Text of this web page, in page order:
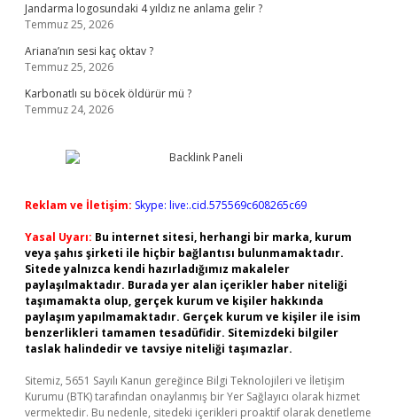
Jandarma logosundaki 4 yıldız ne anlama gelir ?
Temmuz 25, 2026
Ariana’nın sesi kaç oktav ?
Temmuz 25, 2026
Karbonatlı su böcek öldürür mü ?
Temmuz 24, 2026
Reklam ve İletişim: Skype: live:.cid.575569c608265c69
Yasal Uyarı: Bu internet sitesi, herhangi bir marka, kurum
veya şahıs şirketi ile hiçbir bağlantısı bulunmamaktadır.
Sitede yalnızca kendi hazırladığımız makaleler
paylaşılmaktadır. Burada yer alan içerikler haber niteliği
taşımamakta olup, gerçek kurum ve kişiler hakkında
paylaşım yapılmamaktadır. Gerçek kurum ve kişiler ile isim
benzerlikleri tamamen tesadüfidir. Sitemizdeki bilgiler
taslak halindedir ve tavsiye niteliği taşımazlar.
Sitemiz, 5651 Sayılı Kanun gereğince Bilgi Teknolojileri ve İletişim
Kurumu (BTK) tarafından onaylanmış bir Yer Sağlayıcı olarak hizmet
vermektedir. Bu nedenle, sitedeki içerikleri proaktif olarak denetleme